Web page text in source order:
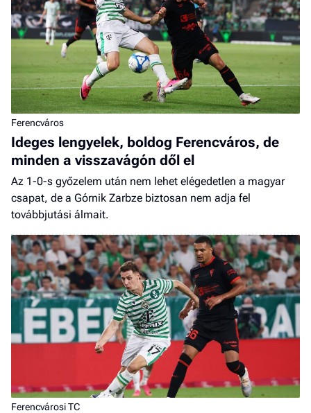
Ferencváros
Ideges lengyelek, boldog Ferencváros, de
minden a visszavágón dől el
Az 1-0-s győzelem után nem lehet elégedetlen a magyar
csapat, de a Górnik Zarbze biztosan nem adja fel
továbbjutási álmait.
Ferencvárosi TC